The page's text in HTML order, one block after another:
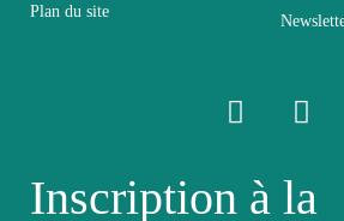
Plan du site
Inscription à la